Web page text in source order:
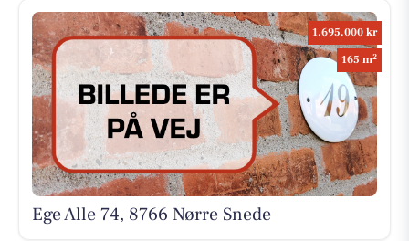
1.695.000 kr
165 m2
Ege Alle 74, 8766 Nørre Snede